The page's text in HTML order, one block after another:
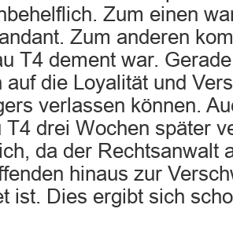
Zum einen
Zum anderen
T4 dement war.
auf die Loyalität und
verlassen können.
T4 drei Wochen später
da der Rechtsanwalt
hinaus zur
ist. Dies ergibt sich